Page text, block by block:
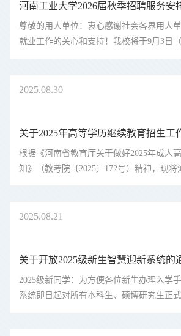
河南工业大学2026届秋季招聘服务安
尊敬的用人单位：衷心感谢社会各界用人
就业工作的关心和支持！我校将于9月3日
证招聘工作精准有序开...
08.30
2025
关于2025年高等学历继续教育招生工
根据《河南省教育厅关于做好2025年成人
知》（教考院〔2025〕172号）精神，现将
作，高等学历继续教育招...
08.21
2025
关于开放2025级新生智慧迎新系统的
2025级新同学：为方便各位新生办理入学
系统即日起对所有本科生、硕博研究生正